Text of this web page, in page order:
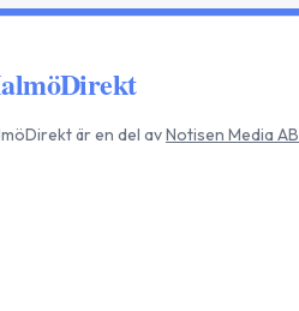
är en del avNotisen Media AB